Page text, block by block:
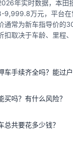
年实时数据，本田
9,999.8万元，平台在
通常为新车指导价的
扣取决于车龄、里程
车手续齐全吗？能过户
买吗？有什么风险？
总共要花多少钱？